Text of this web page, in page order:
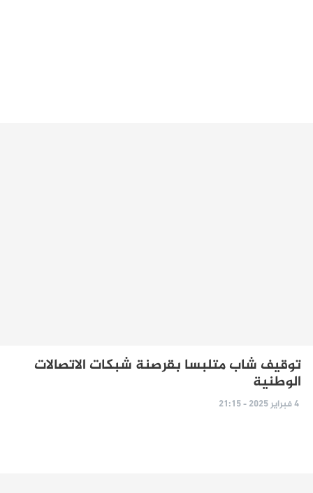
توقيف شاب متلبسا بقرصنة شبكات الاتصالات
الوطنية
4 فبراير 2025 - 21:15